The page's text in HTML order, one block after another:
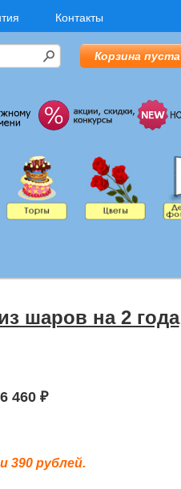
Контакты
Корзина пуста
шаров на 2 года
6 460 ₽
390 рублей.